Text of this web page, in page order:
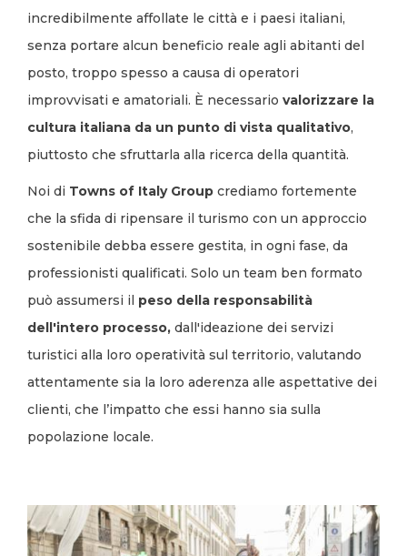
incredibilmente affollate le città e i paesi italiani,
senza portare alcun beneficio reale agli abitanti del
posto, troppo spesso a causa di operatori
improvvisati e amatoriali. È necessario valorizzare la
cultura italiana da un punto di vista qualitativo,
piuttosto che sfruttarla alla ricerca della quantità.
Noi di Towns of Italy Group crediamo fortemente
che la sfida di ripensare il turismo con un approccio
sostenibile debba essere gestita, in ogni fase, da
professionisti qualificati. Solo un team ben formato
può assumersi il peso della responsabilità
dell'intero processo, dall'ideazione dei servizi
turistici alla loro operatività sul territorio, valutando
attentamente sia la loro aderenza alle aspettative dei
clienti, che l’impatto che essi hanno sia sulla
popolazione locale.
Image